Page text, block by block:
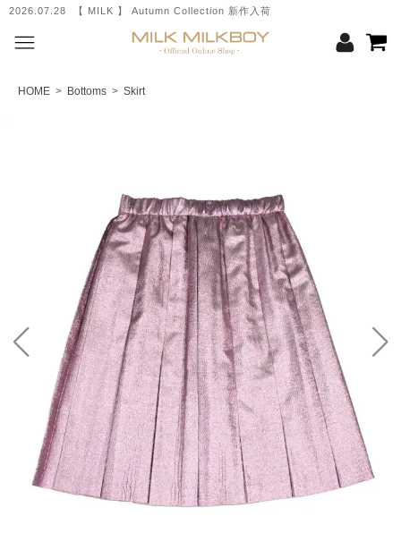
2026.07.28 【 MILK 】 Autumn Collection 新作入荷
HOME > Bottoms > Skirt